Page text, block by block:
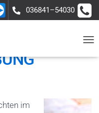
036841–54030
G
im